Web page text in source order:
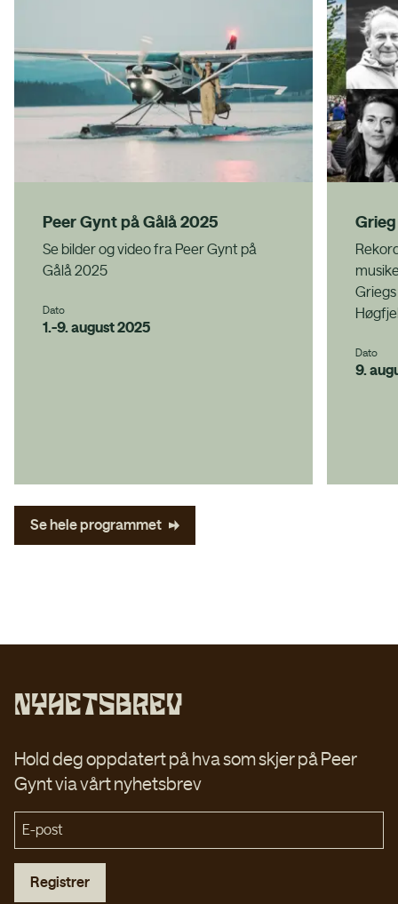
Peer Gynt på Gålå 2025
Se bilder og video fra Peer Gynt på
Gålå 2025
Dato
1.-9. august 2025
Dato
9.
Se hele programmet
Nyhetsbrev
Hold deg oppdatert på hva som skjer på Peer
Gynt via vårt nyhetsbrev
Registrer